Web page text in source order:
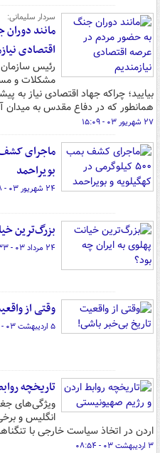
سردار سلیمانی:
مانند
اقتصادی
رئیس
مشکلات و
بیایید؛ چراکه جهاد اقتصادی نیاز به
همانطور که در دفاع مقدس به میدان
۲۷ شهریور ۰۳ - ۱۵:۰۹
بویراحمد
۲۴ شهریور ۰۳ - ۰۸:۳۸
بزرگ‌ترین
۲۴ مرداد ۰۳ - ۰۲:۳۳
وقتی از
۵ اردیبهشت ۰۳ - ۰۰:۵۹
تاریخچه
ویژگی‌های
انگلیس و
اردن در اتخاذ سیاست خارجی با
۳ اردیبهشت ۰۳ - ۰۸:۵۴